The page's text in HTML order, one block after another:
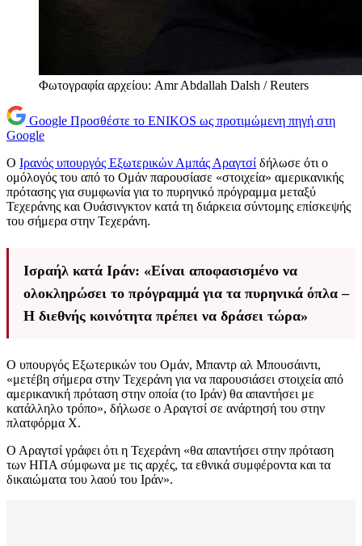
Φωτογραφία αρχείου: Amr Abdallah Dalsh / Reuters
Google Προσθέστε το ENIKOS ως προτιμώμενη πηγή στη
Google
Ο Ιρανός υπουργός Εξωτερικών Αμπάς Αραγτσί δήλωσε ότι ο
ομόλογός του από το Ομάν παρουσίασε «στοιχεία» αμερικανικής
πρότασης για συμφωνία για το πυρηνικό πρόγραμμα μεταξύ
Τεχεράνης και Ουάσινγκτον κατά τη διάρκεια σύντομης επίσκεψής
του σήμερα στην Τεχεράνη.
Ισραήλ κατά Ιράν: «Είναι αποφασισμένο να
ολοκληρώσει το πρόγραμμά για τα πυρηνικά όπλα –
Η διεθνής κοινότητα πρέπει να δράσει τώρα»
Ο υπουργός Εξωτερικών του Ομάν, Μπαντρ αλ Μπουσάιντι,
«μετέβη σήμερα στην Τεχεράνη για να παρουσιάσει στοιχεία από
αμερικανική πρόταση στην οποία (το Ιράν) θα απαντήσει με
κατάλληλο τρόπο», δήλωσε ο Αραγτσί σε ανάρτησή του στην
πλατφόρμα X.
Ο Αραγτσί γράφει ότι η Τεχεράνη «θα απαντήσει στην πρόταση
των ΗΠΑ σύμφωνα με τις αρχές, τα εθνικά συμφέροντα και τα
δικαιώματα του λαού του Ιράν».